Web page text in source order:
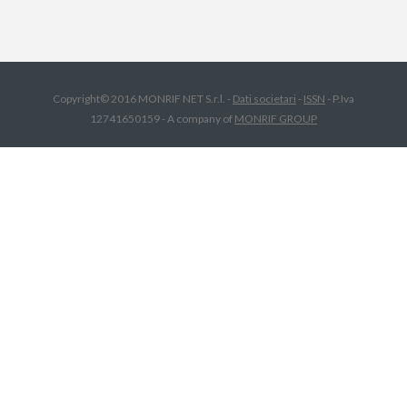
Copyright© 2016 MONRIF NET S.r.l. - Dati societari - ISSN - P.Iva
12741650159 - A company of MONRIF GROUP